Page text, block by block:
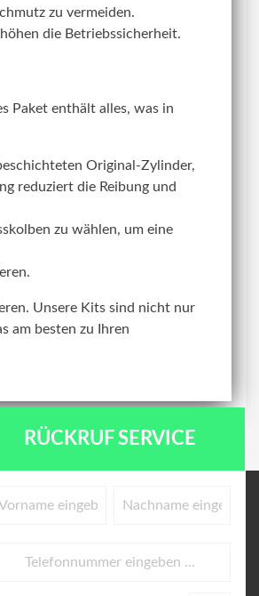
zu vermeiden.
die Betriebssicherheit.
Paket enthält alles, was in
Original-Zylinder,
reduziert die Reibung und
zu wählen, um eine
Unsere Kits sind nicht nur
am besten zu Ihren
RÜCKRUF SERVICE